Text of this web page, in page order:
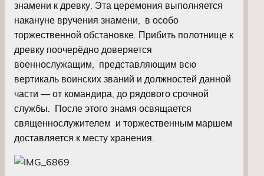
знамени к древку. Эта церемония выполняется
накануне вручения знамени, в особо
торжественной обстановке. Прибить полотнище к
древку поочерёдно доверяется
военнослужащим, представляющим всю
вертикаль воинских званий и должностей данной
части — от командира, до рядового срочной
службы. После этого знамя освящается
священнослужителем и торжественным маршем
доставляется к месту хранения.